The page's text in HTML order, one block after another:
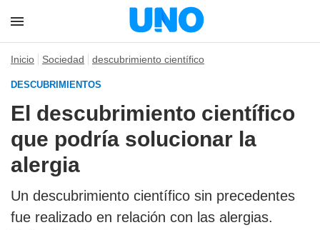
Inicio Sociedad descubrimiento científico
DESCUBRIMIENTOS
El descubrimiento científico
que podría solucionar la
alergia
Un descubrimiento científico sin precedentes
fue realizado en relación con las alergias.